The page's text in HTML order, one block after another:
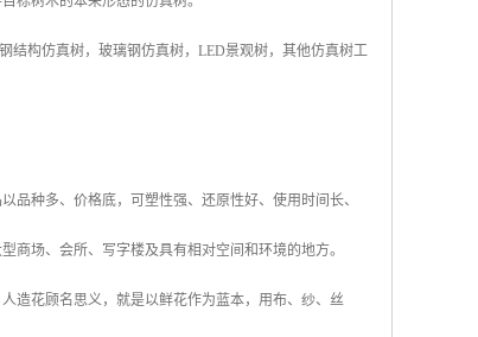
结构仿真树，玻璃钢仿真树，LED景观树，其他仿真树工
品种多、价格底，可塑性强、还原性好、使用时间长、
商场、会所、写字楼及具有相对空间和环境的地方。
造花顾名思义，就是以鲜花作为蓝本，用布、纱、丝